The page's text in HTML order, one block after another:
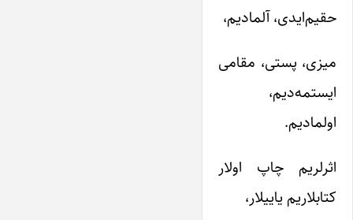
حقیم‌ایدی، آلمادیم،
میزی، پستی، مقامی
ایستمه‌دیم،
اولمادیم.
اثرلریم چاپ اولار
کتابلاریم یاییلار،